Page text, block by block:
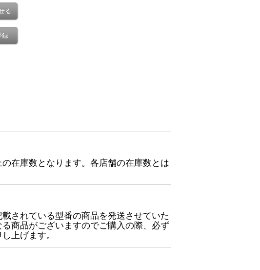
る
録
在庫数となります。各店舗の在庫数とは
されている型番の商品を発送させていた
商品がございますのでご購入の際、必ず
上げます。